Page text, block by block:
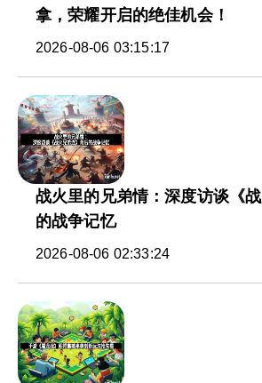
拿，荣耀开启的绝佳机会！
2026-08-06 03:15:17
战火里的兄弟情：深度访谈《
的战争记忆
2026-08-06 02:33:24